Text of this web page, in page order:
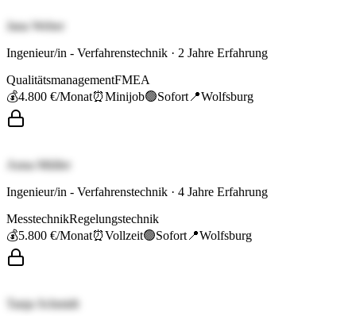
Jana Weber
Ingenieur/in - Verfahrenstechnik · 2 Jahre Erfahrung
QualitätsmanagementFMEA
💰4.800 €/Monat⏰Minijob🟢Sofort 📍Wolfsburg
Anna Müller
Ingenieur/in - Verfahrenstechnik · 4 Jahre Erfahrung
MesstechnikRegelungstechnik
💰5.800 €/Monat⏰Vollzeit🟢Sofort 📍Wolfsburg
Tanja Schmidt